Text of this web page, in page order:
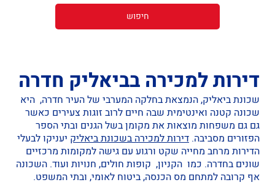
דירות למכירה בביאליק חדרה
שכונת ביאליק, הנמצאת בחלקה המערבי של העיר חדרה, היא
שכונה קטנה ואינטימית שבה חיים לרוב זוגות צעירים כאשר
גם גם משפחות מוצאות את מקומן בשל הגנים ובתי הספר
הפזורים מסביבה. דירות למכירה בשכונת ביאליק יעניקו לבעלי
הדירות מרחב מחייה שקט ורגוע עם גישה למקומות מרכזיים
שונים בחדרה. כמו הקניון, קופות חולים, חנויות ועוד. השכונה
אף קרובה למתחם מס הכנסה, ביטוח לאומי, ובתי המשפט.